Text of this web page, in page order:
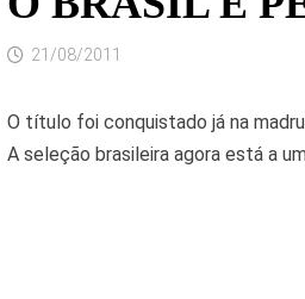
21/08/2011
O título foi conquistado já na
A seleção brasileira agora está a